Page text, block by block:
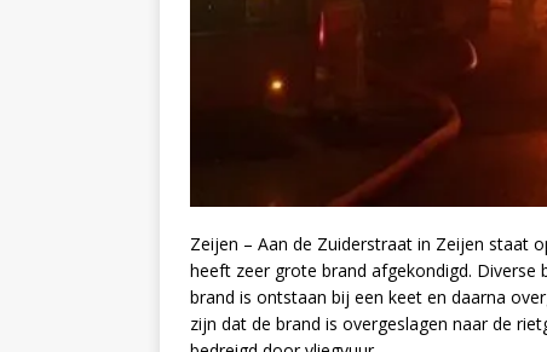
Zeijen – Aan de Zuiderstraat in Zeijen staat
heeft zeer grote brand afgekondigd.
brand is ontstaan bij een keet en daarna
zijn dat de brand is overgeslagen naar de